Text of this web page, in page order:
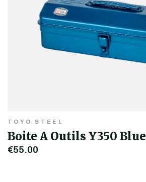
TOYO STEEL
Boite A Outils Y350 Blue
€55,00